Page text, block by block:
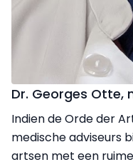
Dr. Georges Otte,
Indien de Orde der
medische adviseurs
artsen met een